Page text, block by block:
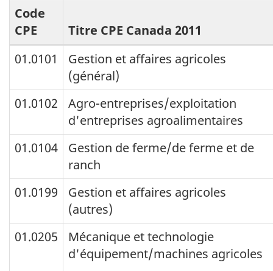
Archived
Content
CPE
2011
CPE
2000 :
changements
aux
titres
seulement
Code
CPE
Titre CPE Canada 2011
01.0101
Gestion et affaires agricoles
(général)
01.0102
Agro-entreprises/exploitation
d'entreprises agroalimentaires
01.0104
Gestion de ferme/de ferme et de
ranch
01.0199
Gestion et affaires agricoles
(autres)
01.0205
Mécanique et technologie
d'équipement/machines agricoles